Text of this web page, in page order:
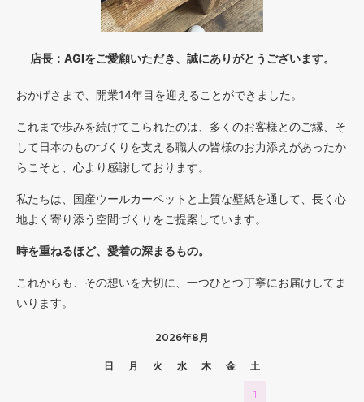
店長：AGIをご愛顧いただき、誠にありがとうございます。
おかげさまで、開業14年目を迎えることができました。
これまで歩みを続けてこられたのは、多くのお客様とのご縁、そ
して日本のものづくりを支える職人の皆様のお力添えがあったか
らこそと、心より感謝しております。
私たちは、国産ウールカーペットと上質な壁紙を通して、長く心
地よく寄り添う空間づくりをご提案しています。
時を重ねるほど、愛着の深まるもの。
これからも、その想いを大切に、一つひとつ丁寧にお届けしてま
いります。
2026年8月
日 月 火 水 木 金 土
1